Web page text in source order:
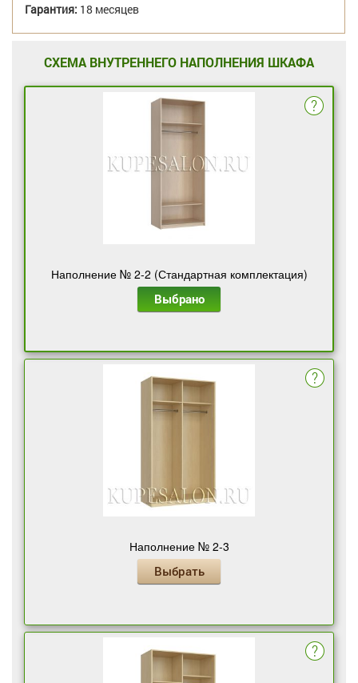
Гарантия: 18 месяцев
СХЕМА ВНУТРЕННЕГО НАПОЛНЕНИЯ ШКАФА
Наполнение № 2-2 (Стандартная комплектация)
Выбрано
Наполнение № 2-3
Выбрать